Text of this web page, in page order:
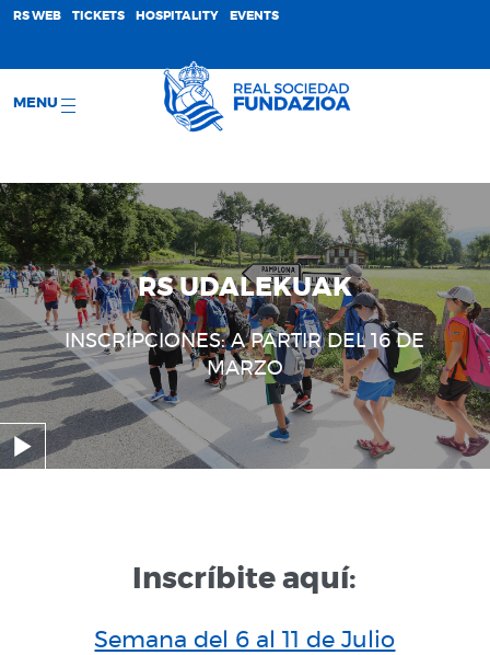
RS WEB TICKETS HOSPITALITY EVENTS
MENU
RS UDALEKUAK
INSCRIPCIONES: A PARTIR DEL 16 DE
MARZO
Inscríbite aquí:
Semana del 6 al 11 de Julio